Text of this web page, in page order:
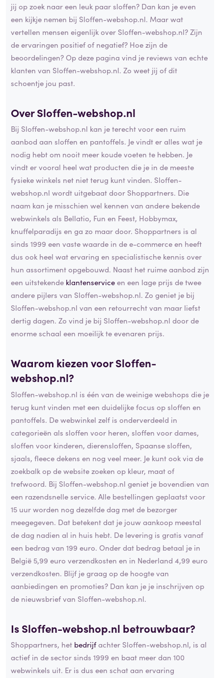
jij op zoek naar een leuk paar sloffen? Dan kan je even
een kijkje nemen bij Sloffen-webshop.nl. Maar wat
vertellen mensen eigenlijk over Sloffen-webshop.nl? Zijn
de ervaringen positief of negatief? Hoe zijn de
beoordelingen? Op deze pagina vind je reviews van echte
klanten van Sloffen-webshop.nl. Zo weet jij of dit
schoentje jou past.
Over Sloffen-webshop.nl
Bij Sloffen-webshop.nl kan je terecht voor een ruim
aanbod aan sloffen en pantoffels. Je vindt er alles wat je
nodig hebt om nooit meer koude voeten te hebben. Je
vindt er vooral heel wat producten die je in de meeste
fysieke winkels net niet terug kunt vinden. Sloffen-
webshop.nl wordt uitgebaat door Shoppartners. Die
naam kan je misschien wel kennen van andere bekende
webwinkels als Bellatio, Fun en Feest, Hobbymax,
knuffelparadijs en ga zo maar door. Shoppartners is al
sinds 1999 een vaste waarde in de e-commerce en heeft
dus ook heel wat ervaring en specialistische kennis over
hun assortiment opgebouwd. Naast het ruime aanbod zijn
een uitstekende klantenserviceen een lage prijs de twee
andere pijlers van Sloffen-webshop.nl. Zo geniet je bij
Sloffen-webshop.nl van een retourrecht van maar liefst
dertig dagen. Zo vind je bij Sloffen-webshop.nl door de
enorme schaal een moeilijk te evenaren prijs.
Waarom kiezen voor Sloffen-
webshop.nl?
Sloffen-webshop.nl is één van de weinige webshops die je
terug kunt vinden met een duidelijke focus op sloffen en
pantoffels. De webwinkel zelf is onderverdeeld in
categorieën als sloffen voor heren, sloffen voor dames,
sloffen voor kinderen, dierensloffen, Spaanse sloffen,
sjaals, fleece dekens en nog veel meer. Je kunt ook via de
zoekbalk op de website zoeken op kleur, maat of
trefwoord. Bij Sloffen-webshop.nl geniet je bovendien van
een razendsnelle service. Alle bestellingen geplaatst voor
15 uur worden nog dezelfde dag met de bezorger
meegegeven. Dat betekent dat je jouw aankoop meestal
de dag nadien al in huis hebt. De levering is gratis vanaf
een bedrag van 199 euro. Onder dat bedrag betaal je in
België 5,99 euro verzendkosten en in Nederland 4,99 euro
verzendkosten. Blijf je graag op de hoogte van
aanbiedingen en promoties? Dan kan je je inschrijven op
de nieuwsbrief van Sloffen-webshop.nl.
Is Sloffen-webshop.nl betrouwbaar?
Shoppartners, het bedrijfachter Sloffen-webshop.nl, is al
actief in de sector sinds 1999 en baat meer dan 100
webwinkels uit. Er is dus een schat aan ervaring